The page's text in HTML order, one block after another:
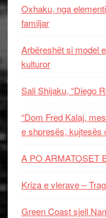
Oxhaku, nga
familjar
Arbëreshët si model
kulturor
Sali Shijaku, “Diego
“Dom Fred Kalaj,
e shpresës, kujtesës
A PO ARMATOSET
Kriza e vlerave –
Green Coast sjell